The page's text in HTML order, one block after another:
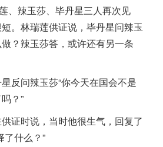
、辣玉莎、毕丹星三人再次见
。林瑞莲供证说，毕丹星问辣玉
？辣玉莎答，或许还有另一条
反问辣玉莎“你今天在国会不是
？”
证时说，当时他很生气，回复了
了什么？”